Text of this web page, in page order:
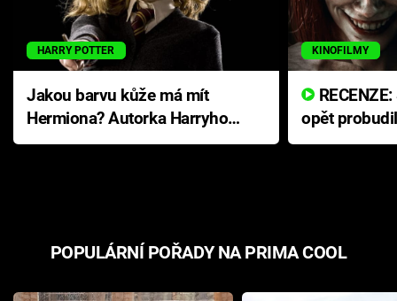
HARRY POTTER
Jakou barvu kůže má mít
Hermiona? Autorka Harryho
Pottera přišla s ráznou
KINOFILMY
opět
přichází s
POPULÁRNÍ POŘADY NA PRIMA COOL